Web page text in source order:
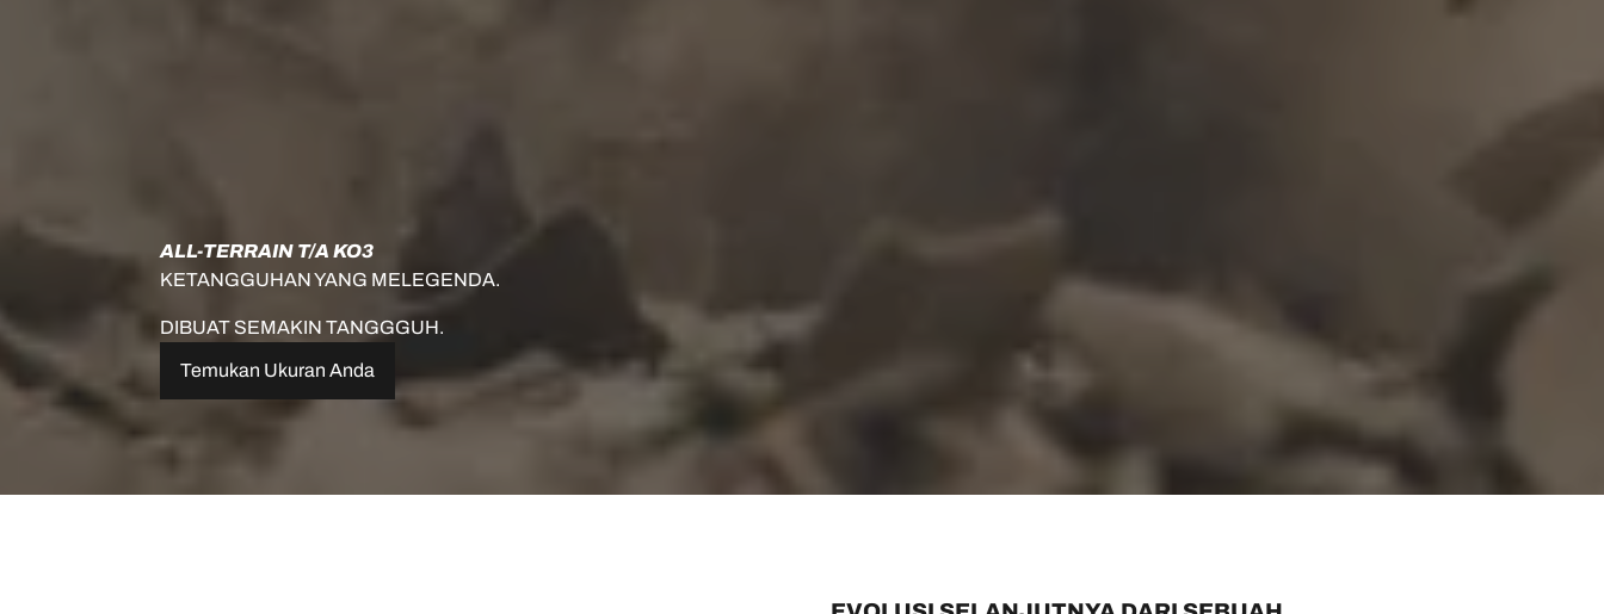
ALL-TERRAIN T/A KO3
KETANGGUHAN YANG MELEGENDA.
DIBUAT SEMAKIN TANGGGUH.
Temukan Ukuran Anda